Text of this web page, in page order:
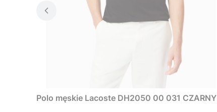
Polo męskie Lacoste DH2050 00 031 CZARNY